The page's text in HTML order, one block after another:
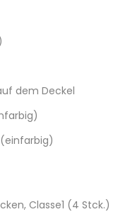
dem Deckel
Classe1 (4 Stck.)